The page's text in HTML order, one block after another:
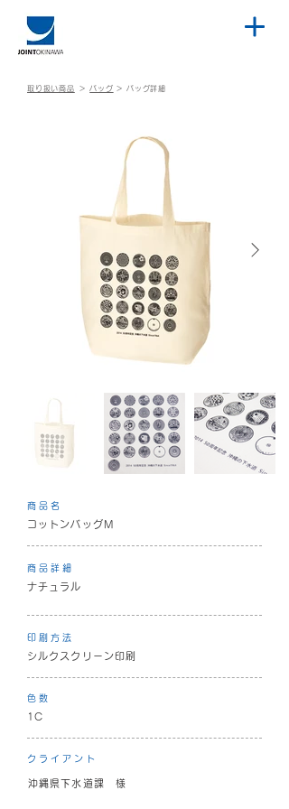
取り扱い商品 ＞バッグ ＞ バッグ詳細
商品名
コットンバッグM
商品詳細
ナチュラル
印刷方法
シルクスクリーン印刷
色数
1C
クライアント
沖縄県下水道課 様